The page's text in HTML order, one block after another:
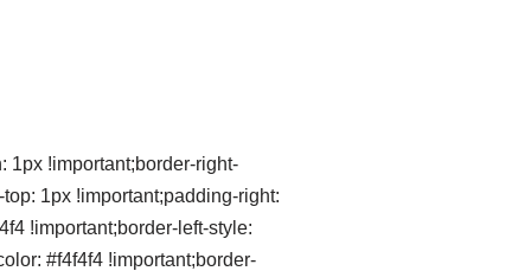
1px !important;border-right-
1px !important;padding-right:
!important;border-left-style:
#f4f4f4 !important;border-